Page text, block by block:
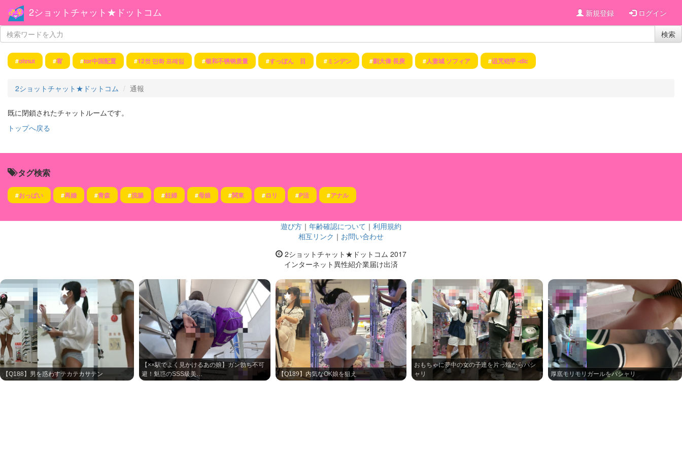
2ショットチャット★ドットコム 新規登録 ログイン
検索
#ohnut #宥 #tor中国配置 #12컷 만화 프레임 #银和不锈钢质量 #すっぽん 目 #ミンデン #劉大偉 長庚 #人妻城 ソフィア #诅咒铠甲 -dlc
2ショットチャット★ドットコム 通報
既に閉鎖されたチャットルームです。
トップへ戻る
タグ検索
#おっぱい #再婚 #青森 #浣腸 #妊婦 #母娘 #関東 #ロリ #P活 #アナル
遊び方 ｜ 年齢確認について ｜ 利用規約
相互リンク ｜ お問い合わせ
2ショットチャット★ドットコム 2017
インターネット異性紹介業届け出済
【Q188】男を惑わすテカテカサテン
【××駅でよく見かけるあの娘】ガン勃ち不可
避！魅惑のSSS級美…
【Q189】内気なOK娘を狙え
おもちゃに夢中の女の子達を片っ端からパシ
ャリ
厚底モリモリガールをパシャリ